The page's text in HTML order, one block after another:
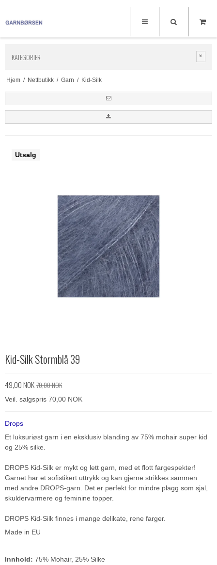
KATEGORIER
Hjem / Nettbutikk / Garn / Kid-Silk
Utsalg
Kid-Silk Stormblå 39
49,00 NOK70,00 NOK
Veil. salgspris 70,00 NOK
Drops
Et luksuriøst garn i en eksklusiv blanding av 75% mohair super kid
og 25% silke.
DROPS Kid-Silk er mykt og lett garn, med et flott fargespekter!
Garnet har et sofistikert uttrykk og kan gjerne strikkes sammen
med andre DROPS-garn. Det er perfekt for mindre plagg som sjal,
skuldervarmere og feminine topper.
DROPS Kid-Silk finnes i mange delikate, rene farger.
Made in EU
Innhold: 75% Mohair, 25% Silke